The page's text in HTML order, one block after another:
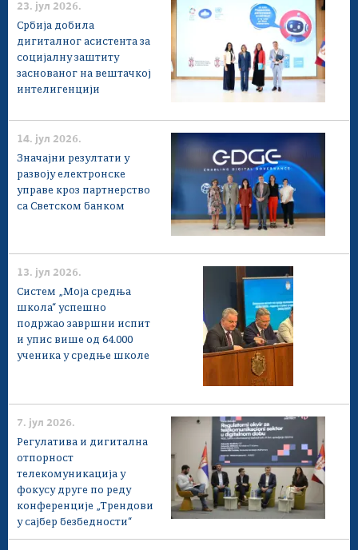
23. јул 2026.
Србија добила
дигиталног асистента за
социјалну заштиту
заснованог на вештачкој
интелигенцији
14. јул 2026.
Значајни резултати у
развоју електронске
управе кроз партнерство
са Светском банком
13. јул 2026.
Систем „Моја средња
школа“ успешно
подржао завршни испит
и упис више од 64.000
ученика у средње школе
7. јул 2026.
Регулатива и дигитална
отпорност
телекомуникација у
фокусу друге по реду
конференције „Трендови
у сајбер безбедности“